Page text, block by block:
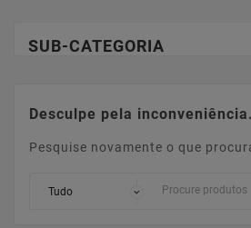
SUB-CATEGORIA
Desculpe pela inconveniência.
Pesquise novamente o que